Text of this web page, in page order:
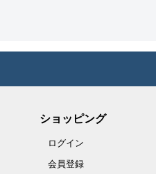
ショッピング
ログイン
会員登録